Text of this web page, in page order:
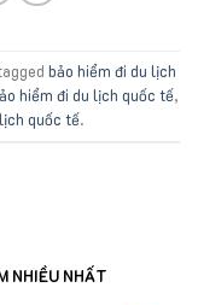
bảo hiểm đi du lịch
hiểm đi du lịch quốc tế,
quốc tế.
NHIỀU NHẤT